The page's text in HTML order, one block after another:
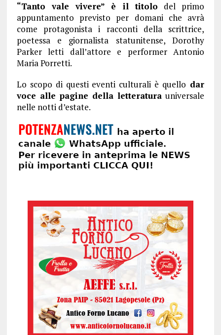
“Tanto vale vivere” è il titolo del primo
appuntamento previsto per domani che avrà
come protagonista i racconti della scrittrice,
poetessa e giornalista statunitense, Dorothy
Parker letti dall’attore e performer Antonio
Maria Porretti.
Lo scopo di questi eventi culturali è quello dar
voce alle pagine della letteratura universale
nelle notti d’estate.